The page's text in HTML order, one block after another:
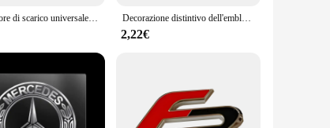
used in the construction of these tools ensure
The comprehensive set is perfect for automotive
with minor scratches or deep gouges, this set has
vendor purchases, making it an ideal choice for
Silenziatore di scarico universale per auto punta rotonda in acciaio inossidabile coda per auto tubo di scarico rotondo cromato posteriore tubo di punta del silenziatore di coda Decorazione distintivo dell'emblema dell'adesivo sottile della bandiera dell'Italia da 2 pezzi per il camion della bici dell'automobile italiana
2,22€